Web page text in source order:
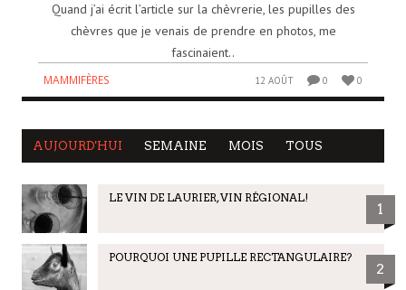
Quand j’ai écrit l’article sur la chèvrerie, les pupilles des
chèvres que je venais de prendre en photos, me
fascinaient..
MAMMIFÈRES 12 AOÛT 0 0
AUJOURD'HUI SEMAINE MOIS TOUS
LE VIN DE LAURIER, VIN RÉGIONAL!
1
POURQUOI UNE PUPILLE RECTANGULAIRE?
2